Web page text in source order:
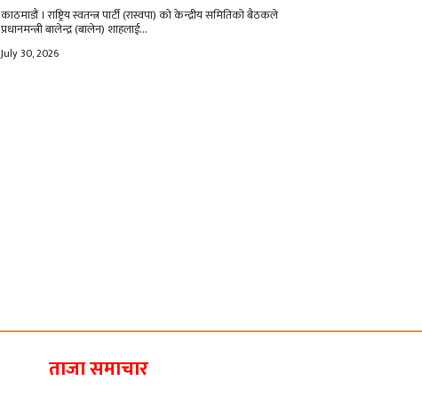
काठमाडौं । राष्ट्रिय स्वतन्त्र पार्टी (रास्वपा) को केन्द्रीय समितिको बैठकले
प्रधानमन्त्री बालेन्द्र (बालेन) शाहलाई...
July 30, 2026
ताजा समाचार